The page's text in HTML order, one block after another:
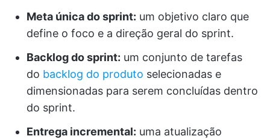
Meta única do sprint: um objetivo claro que
define o foco e a direção geral do sprint.
Backlog do sprint: um conjunto de tarefas
do backlog do produto selecionadas e
dimensionadas para serem concluídas dentro
do sprint.
Entrega incremental: uma atualização